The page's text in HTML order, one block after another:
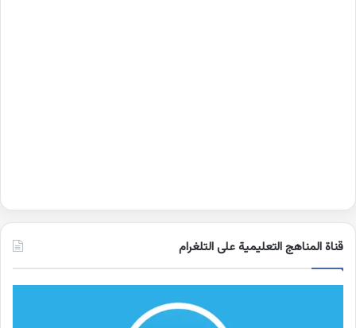
قناة المناهج التعليمية على التلغرام